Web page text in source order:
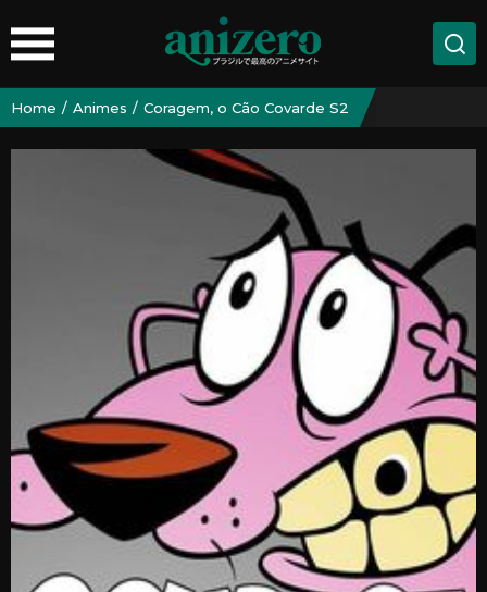
Home Animes Coragem, o Cão Covarde S2